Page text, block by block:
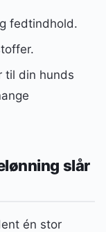
fedtindhold.
til din hunds
slår
én stor